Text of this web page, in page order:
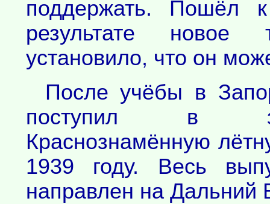
поддержать. Пошёл к
результате новое
установило, что он
После учёбы в
поступил в
Краснознамённую
1939 году. Весь
направлен на Дальний